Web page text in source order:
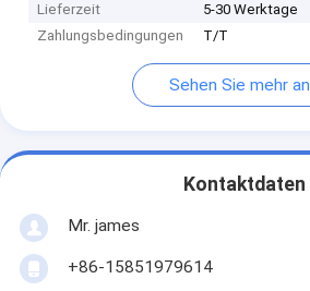
Lieferzeit
5-30 Werktage
Zahlungsbedingungen
T/T
Sehen Sie mehr an
Kontaktdaten
Mr. james
+86-15851979614